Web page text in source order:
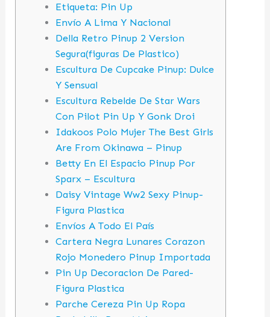
Etiqueta: Pin Up
Envío A Lima Y Nacional
Della Retro Pinup 2 Version
Segura(figuras De Plastico)
Escultura De Cupcake Pinup: Dulce
Y Sensual
Escultura Rebelde De Star Wars
Con Pilot Pin Up Y Gonk Droi
Idakoos Polo Mujer The Best Girls
Are From Okinawa – Pinup
Betty En El Espacio Pinup Por
Sparx – Escultura
Daisy Vintage Ww2 Sexy Pinup-
Figura Plastica
Envíos A Todo El País
Cartera Negra Lunares Corazon
Rojo Monedero Pinup Importada
Pin Up Decoracion De Pared-
Figura Plastica
Parche Cereza Pin Up Ropa